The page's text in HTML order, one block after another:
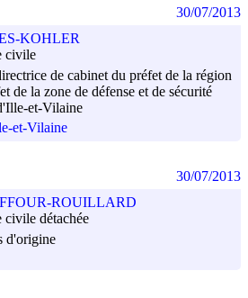
KOHLER
civile
de cabinet du préfet de la région
de la zone de défense et de sécurité
et-Vilaine
et-Vilaine
30/07/2013
ROUILLARD
civile détachée
d'origine
30/07/2013